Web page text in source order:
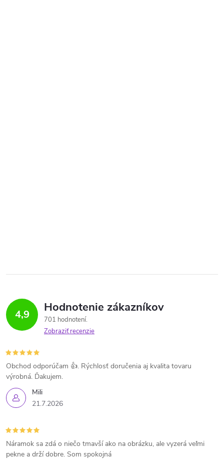
4,9 Hodnotenie zákazníkov
701 hodnotení
Zobraziť recenzie
Mili
21.7.2026
Obchod odporúčam 👍. Rýchlosť doručenia aj kvalita tovaru
výrobná. Ďakujem.
Náramok sa zdá o niečo tmavší ako na obrázku, ale vyzerá veľmi
pekne a drží dobre. Som spokojná